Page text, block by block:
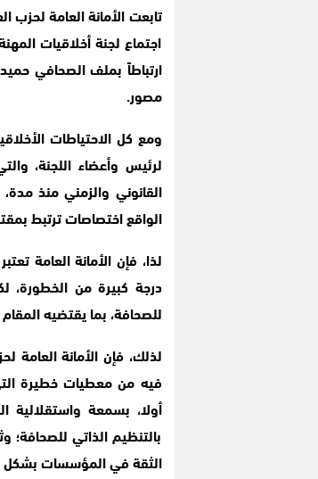
تابعت الأمانة العامة
اجتماع لجنة أخلاقيات
مصور.
ومع كل الاحتياطات
لرئيس وأعضاء اللجنة،
القانوني والزمني منذ
الواقع اختصاصات ترتبط
لذا، فإن الأمانة العامة
درجة كبيرة من الخطورة،
للصحافة، بما يقتضيه
لذلك، فإن الأمانة
فيه من معطيات خطيرة
أولا، بسمعة واستقلالية
بالتنظيم الذاتي
الثقة في المؤسسات بشكل